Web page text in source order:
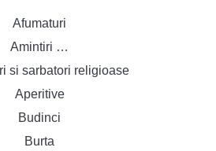
Afumaturi
Amintiri …
si sarbatori religioase
Aperitive
Budinci
Burta